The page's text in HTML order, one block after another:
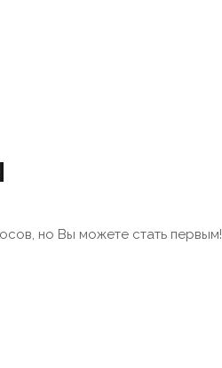
но Вы можете стать первым!